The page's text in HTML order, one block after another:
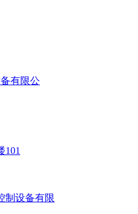
有限公
101
制设备有限